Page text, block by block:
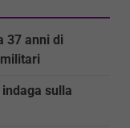
37 anni di
sulla